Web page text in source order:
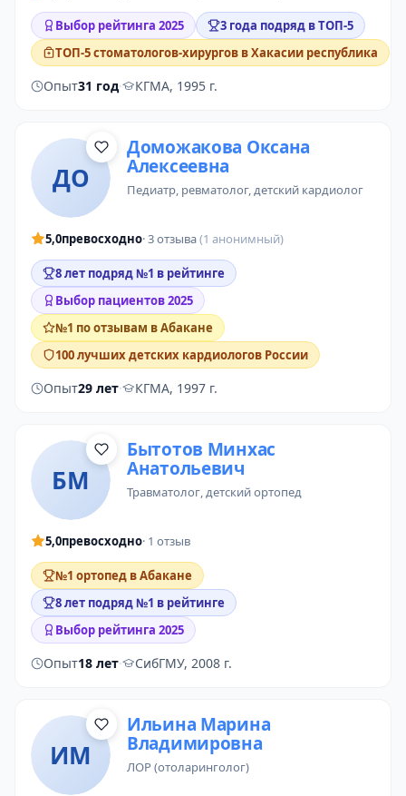
Выбор рейтинга 2025
3 года подряд в ТОП-5
ТОП-5 стоматологов-хирургов в Хакасии республика
Опыт31 год· КГМА, 1995 г.
ДО
Доможакова Оксана
Алексеевна
педиатр, ревматолог,детский кардиолог
5,0превосходно· 3 отзыва(1 анонимный)
8 лет подряд №1 в рейтинге
Выбор пациентов 2025
№1 по отзывам в Абакане
100 лучших детских кардиологов России
Опыт29 лет· КГМА, 1997 г.
БМ
Бытотов Минхас
Анатольевич
травматолог,детский ортопед
5,0превосходно· 1 отзыв
№1 ортопед в Абакане
8 лет подряд №1 в рейтинге
Выбор рейтинга 2025
Опыт18 лет· СибГМУ, 2008 г.
ИМ
Ильина Марина
Владимировна
ЛОР (отоларинголог)